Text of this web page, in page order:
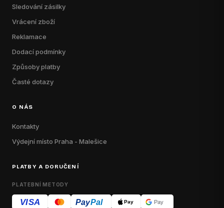
Sledování zásilky
Vrácení zboží
Reklamace
Dodací podmínky
Způsoby platby
Časté dotazy
O NÁS
Kontakty
Výdejní místo Praha - Malešice
PLATBY A DORUČENÍ
PLATEBNÍ METODY
VISA PayPal Pay Pay